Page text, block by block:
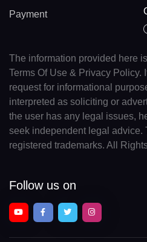
Payment
The information provided here
Terms Of Use & Privacy
request for informational
interpreted as soliciting or
the user has any legal issues,
seek independent legal advice.
registered trademarks. All
Follow us on